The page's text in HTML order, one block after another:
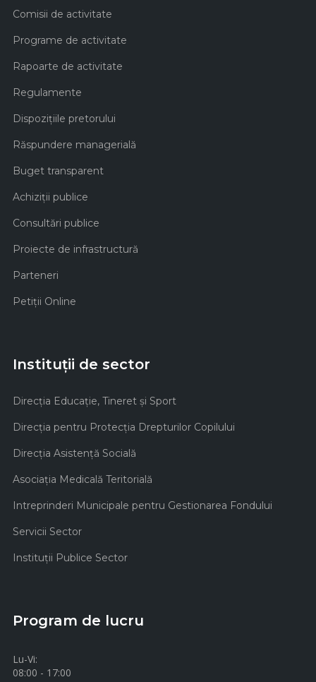
Comisii de activitate
Programe de activitate
Rapoarte de activitate
Regulamente
Dispozițiile pretorului
Răspundere managerială
Buget transparent
Achiziţii publice
Consultări publice
Proiecte de infrastructură
Parteneri
Petiții Online
Instituții de sector
Direcţia Educaţie, Tineret şi Sport
Direcţia pentru Protecţia Drepturilor Copilului
Direcţia Asistenţă Socială
Asociaţia Medicală Teritorială
Intreprinderi Municipale pentru Gestionarea Fondului
Servicii Sector
Instituţii Publice Sector
Program de lucru
Lu-Vi:
08:00 - 17:00